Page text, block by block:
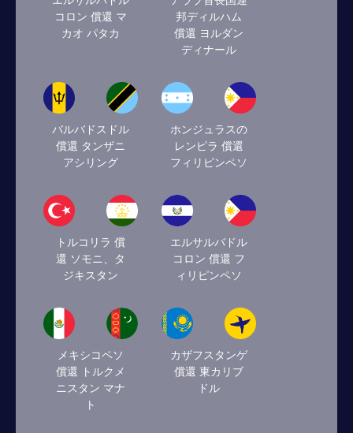
コロン 償還 マ
カオ パタカ
邦ディルハム
償還 ヨルダン
ディナール
バルバドスドル
償還 タンザニ
アシリング
ホンジュラスの
レンピラ 償還
フィリピンペソ
トルコリラ 償
還 ソモニ、タ
ジキスタン
エルサルバドル
コロン 償還 フ
ィリピンペソ
メキシコペソ
償還 トルクメ
ニスタン マナ
ト
カザフスタンゲ
償還 東カリブ
ドル